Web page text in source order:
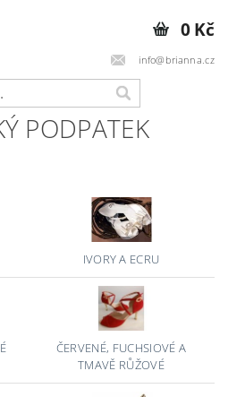
info@brianna.cz
0 Kč
PODPATEK
IVORY A ECRU
ČERVENÉ, FUCHSIOVÉ A
TMAVĚ RŮŽOVÉ